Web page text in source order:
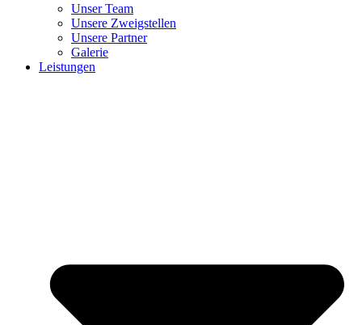
Unser Team
Unsere Zweigstellen
Unsere Partner
Galerie
Leistungen